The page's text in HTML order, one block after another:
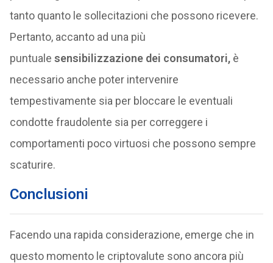
tanto quanto le sollecitazioni che possono ricevere.
Pertanto, accanto ad una più
puntuale sensibilizzazione dei consumatori, è
necessario anche poter intervenire
tempestivamente sia per bloccare le eventuali
condotte fraudolente sia per correggere i
comportamenti poco virtuosi che possono sempre
scaturire.
Conclusioni
Facendo una rapida considerazione, emerge che in
questo momento le criptovalute sono ancora più